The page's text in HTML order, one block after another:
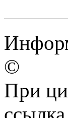
©
При